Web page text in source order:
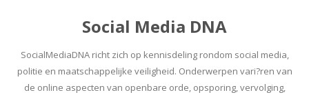
Social Media DNA
SocialMediaDNA richt zich op kennisdeling rondom social media,
politie en maatschappelijke veiligheid. Onderwerpen vari?ren van
de online aspecten van openbare orde, opsporing, vervolging,